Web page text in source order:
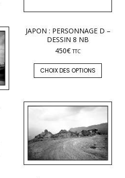
JAPON : PERSONNAGE D –
DESSIN 8 NB
450€ TTC
CHOIX DES OPTIONS